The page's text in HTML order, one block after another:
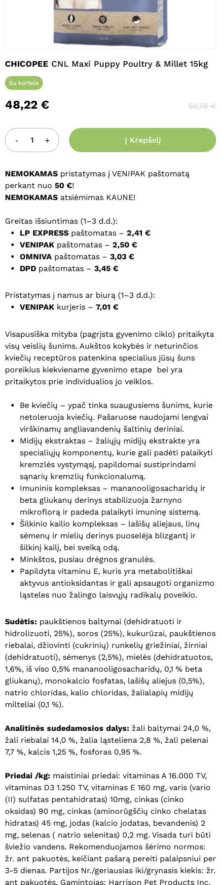
CHICOPEE CNL Maxi Puppy Poultry & Millet 15kg
Su kortele
48,22 € 50,76€
Į Krepšelį
NEMOKAMAS pristatymas į VENIPAK paštomatą
perkant nuo 50 €!
NEMOKAMAS atsiėmimas KAUNE!
Greitas išsiuntimas (1–3 d.d.):
LP EXPRESS paštomatas – 2,41 €
VENIPAK paštomatas – 2,50 €
OMNIVA paštomatas – 3,03 €
DPD paštomatas – 3,45 €
Pristatymas į namus ar biurą (1–3 d.d.):
VENIPAK kurjeris – 7,01 €
Visapusiška mityba (pagrįsta gyvenimo ciklo) pritaikyta
visų veislių šunims. Aukštos kokybės ir neturinčios
kviečių receptūros patenkina specialius jūsų šuns
poreikius kiekviename gyvenimo etape bei yra
pritaikytos prie individualios jo veiklos.
Be kviečių – ypač tinka suaugusiems šunims, kurie
netoleruoja kviečių. Pašaruose naudojami lengvai
virškinamų angliavandenių šaltinių deriniai.
Midijų ekstraktas – žaliųjų midijų ekstrakte yra
specialiųjų komponentų, kurie gali padėti palaikyti
kremzlės vystymąsį, papildomai sustiprindami
sąnarių kremzlių funkcionalumą.
Imuninis kompleksas – mananooligosacharidų ir
beta gliukanų derinys stabilizuoja žarnyno
mikroflorą ir padeda palaikyti imuninę sistemą.
Šilkinio kailio kompleksas – lašišų aliejaus, linų
sėmenų ir mielių derinys puoselėja blizgantį ir
šilkinį kailį, bei sveiką odą.
Minkštos, pusiau drėgnos granulės.
Papildyta vitaminu E, kuris yra metabolitiškai
aktyvus antioksidantas ir gali apsaugoti organizmo
ląsteles nuo žalingo laisvųjų radikalų poveikio.
Sudėtis: paukštienos baltymai (dehidratuoti ir
hidrolizuoti, 25%), soros (25%), kukurūzai, paukštienos
riebalai, džiovinti (cukrinių) runkelių griežiniai, žirniai
(dehidratuoti), sėmenys (2,5%), mielės (dehidratuotos,
1,6%, iš viso 0,5% mananooligosacharidų, 0,1 % beta
gliukanų), monokalcio fosfatas, lašišų aliejus (0,5%),
natrio chloridas, kalio chloridas, žalialapių midijų
milteliai (0,1 %).
Analitinės sudedamosios dalys: žali baltymai 24,0 %,
žali riebalai 14,0 %, žalia ląsteliena 2,8 %, žali pelenai
7,7 %, kalcis 1,25 %, fosforas 0,95 %.
Priedai /kg: maistiniai priedai: vitaminas A 16.000 TV,
vitaminas D3 1.250 TV, vitaminas E 160 mg, varis (vario
(II) sulfatas pentahidratas) 10mg, cinkas (cinko
oksidas) 90 mg, cinkas (aminorūgščių cinko chelatas
hidratas) 45 mg, jodas (kalcio jodatas, bevandenis) 2
mg, selenas ( natrio selenitas) 0,2 mg. Visada turi būti
šviežio vandens. Rekomenduojamos šėrimo normos:
žr. ant pakuotės, keičiant pašarą pereiti palaipsniui per
3-5 dienas. Partijos Nr./geriausias iki/grynasis kiekis: žr.
ant pakuotės. Gamintojas: Harrison Pet Products Inc,
Pavadinimas*
išsaugoti vardą, el. pašto adresą ir
interneto puslapį, kad jų nebereiktų
įvesti iš naujo, kai kitą kartą vėl norėsiu